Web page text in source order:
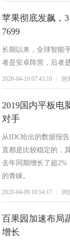
疆
生
活
苹果彻底发飙，
7699
长期以来，全球智能
者是安卓阵营，后者
2020-04-10 07:43:10 浏
2019国内平板电
对手
从IDC给出的数据报
直都是比较稳定的，
去年同期增长了超2%
的青睐。
2020-04-09 10:54:17 浏
百果园加速布局
增长